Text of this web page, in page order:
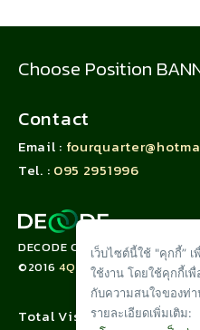
Choose Position
Contact
Email :
Tel. : 095 2951996
DECODE CORPORATION
©20164QUARTER.CO
Total Visit :
เว็บไซต์นี้ใช้ "คุกกี้”
ใช้งาน โดยใช้คุกกี้เพื่
กับความสนใจของท่
รายละเอียดเพิ่มเติม: